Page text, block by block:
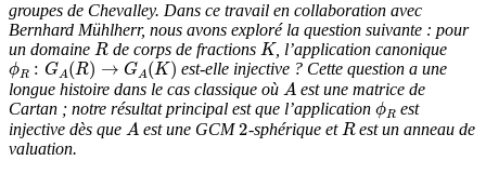
groupes de Chevalley. Dans ce travail en collaboration avec
Bernhard Mühlherr, nous avons exploré la question suivante : pour
un domaine Rde corps de fractions K , l’application canonique
ϕR :GA(R)→GA(K)
est-elle injective ? Cette question a une
longue histoire dans le cas classique où A est une matrice de
Cartan ; notre résultat principal est que l’application ϕRest
injective dès que A est une GCM 2-sphérique etRest un anneau de
valuation.